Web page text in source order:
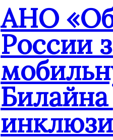
АНО
России